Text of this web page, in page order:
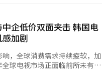
消费降级已经成为新常态的当
足的政治“作秀”，要让民众
先得让他们看见权力的味蕾依
增长率（1.8%）相加后减去
基础上，再叠加2022至2024年
差额（1.9%），最终得出上
9日发表联合声明，表示：“过
水，即便以4.1%作为下限也
区间严重侵害劳动者实际工资
共计10部，包括《共同警备
年夏天》《看见恶魔》《光
汉山城》《南山的部长们》和
、政治、灾难等多种题材，不
折射韩国电影三十年来的发展
，也活跃于国际影坛。他通过
企低价双面夹击 韩国电
加剧
，全球消费需求持续疲软，加
球电视市场正面临前所未有的